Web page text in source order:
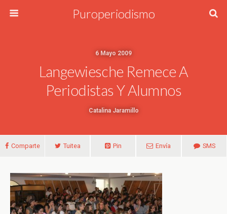
Puroperiodismo
6 Mayo 2009
Langewiesche Remece A
Periodistas Y Alumnos
Catalina Jaramillo
Comparte Tuitea Pin Envía SMS